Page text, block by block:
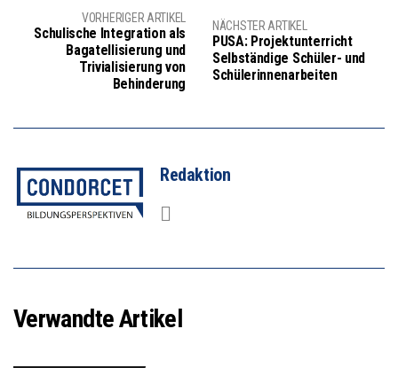
VORHERIGER ARTIKEL
Schulische Integration als
Bagatellisierung und
Trivialisierung von
Behinderung
NÄCHSTER ARTIKEL
PUSA: Projektunterricht
Selbständige Schüler- und
Schülerinnenarbeiten
Redaktion
Verwandte Artikel